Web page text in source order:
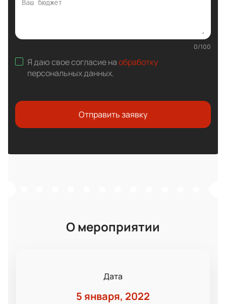
0/100
Я даю свое согласие наобработку
персональных данных.
Отправить заявку
О мероприятии
Дата
5 января, 2022